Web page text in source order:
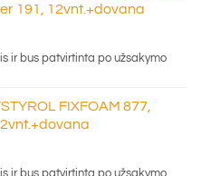
191, 12vnt.+dovana
ir bus patvirtinta po užsakymo
FIXFOAM 877,